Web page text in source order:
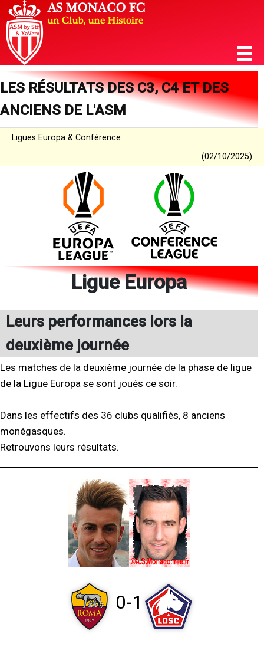
LES RÉSULTATS DES C3, C4 ET DES
ANCIENS DE L'ASM
Ligues Europa & Conférence
(02/10/2025)
Ligue Europa
Leurs performances lors la
deuxième journée
Les matches de la deuxième journée de la phase de ligue
de la Ligue Europa se sont joués ce soir.
Dans les effectifs des 36 clubs qualifiés, 8 anciens
monégasques.
Retrouvons leurs résultats.
0-1